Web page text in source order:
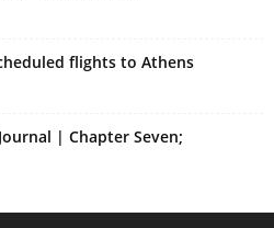
flights to Athens
| Chapter Seven;